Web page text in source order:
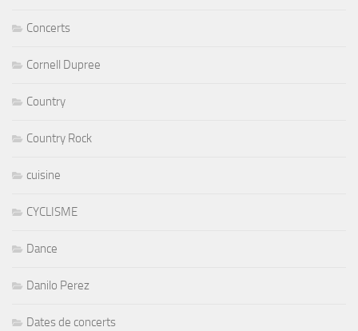
Concerts
Cornell Dupree
Country
Country Rock
cuisine
CYCLISME
Dance
Danilo Perez
Dates de concerts